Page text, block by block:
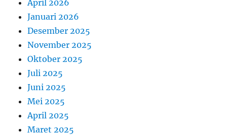
April 2026
Januari 2026
Desember 2025
November 2025
Oktober 2025
Juli 2025
Juni 2025
Mei 2025
April 2025
Maret 2025